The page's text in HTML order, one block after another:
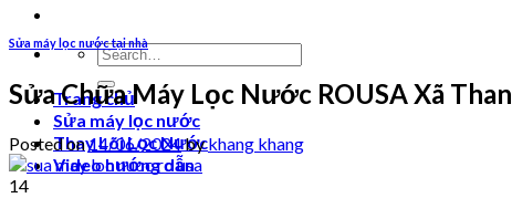
Search
for:
Trang chủ
Sửa máy lọc nước
Thay Lõi Lọc Nước
Video hướng dẫn
Sửa máy lọc nước tại nhà
Sửa Chữa Máy Lọc Nước ROUSA Xã
Posted on14/06/2024bykhang khang
14